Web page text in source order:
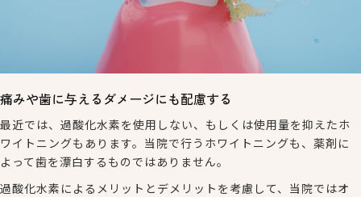
痛みや歯に与えるダメージにも配慮する
最近では、過酸化水素を使用しない、もしくは使用量を抑えたホ
ワイトニングもあります。当院で行うホワイトニングも、薬剤に
よって歯を漂白するものではありません。
過酸化水素によるメリットとデメリットを考慮して、当院ではオ